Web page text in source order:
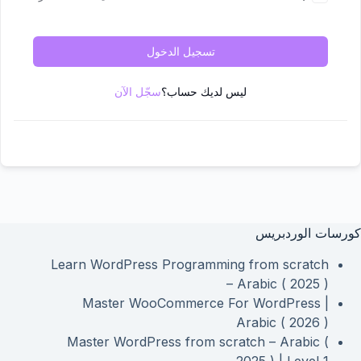
تسجيل الدخول
ليس لديك حساب؟سجّل الآن
كورسات الوردبريس
Learn WordPress Programming from scratch
– Arabic ( 2025 )
Master WooCommerce For WordPress |
Arabic ( 2026 )
Master WordPress from scratch – Arabic (